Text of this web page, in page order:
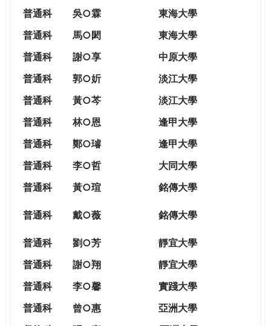
普通科
吳○霖
東海大學
普通科
馬○閎
東海大學
普通科
謝○享
中原大學
普通科
郭○妡
淡江大學
普通科
黃○芩
淡江大學
普通科
林○恩
逢甲大學
普通科
鄭○璿
逢甲大學
普通科
李○哲
大同大學
普通科
黃○瑄 銘傳大學
普通科 戴○薇 銘傳大學
普通科 劉○芳
靜宜大學
普通科
謝○翔
靜宜大學
普通科
李○馨
實踐大學
普通科
曾○惠
亞洲大學